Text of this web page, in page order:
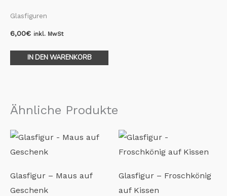
Glasfiguren
6,00€ inkl. MwSt
IN DEN WARENKORB
Ähnliche Produkte
Glasfigur – Maus auf
Geschenk
Glasfigur – Froschkönig
auf Kissen